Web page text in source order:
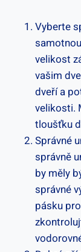
Vyberte
velikost
vašim
dveří a
velikosti.
tloušťku
Správné
správně
by měly
správné
pásku